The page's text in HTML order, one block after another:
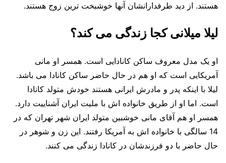
هستند. از دید طرفدارانشان آنها خوشبخت ترین زوج هستند.
لیلا میلانی کجا زندگی می کند؟
او یک مدل معروف ساکن کانادایی است. همسر او مانی
آمریکایی است که او هم در حال حاضر ساکن کانادا می باشد.
لیلا با اینکه پدر و مادرش ایرانی هستند خودش متولد کانادا
است. اما او از طریق خانواده اش با ملیت ایران آشناییت دارد.
همسر او هم آقای مانی خوشبین متولد ایران شهر تهران که در
14 سالگی با خانواده اش به آمریکا رفتند. این زن و شوهر در
حال حاضر با دو فرزندشان در کانادا زندگی می کنند.